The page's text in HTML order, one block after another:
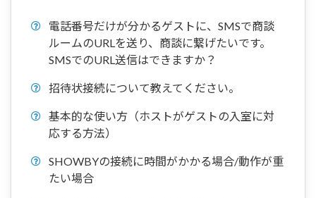
電話番号だけが分かるゲストに、SMSで商談
ルームのURLを送り、商談に繋げたいです。
SMSでのURL送信はできますか？
招待状接続について教えてください。
基本的な使い方（ホストがゲストの入室に対
応する方法）
SHOWBYの接続に時間がかかる場合/動作が重
たい場合